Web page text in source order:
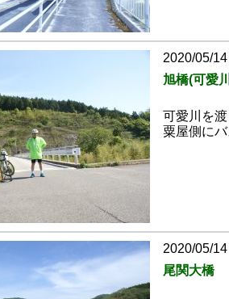
2020/05/
旭橋(可愛
可愛川を
粟屋側に
2020/05/
尾関大橋